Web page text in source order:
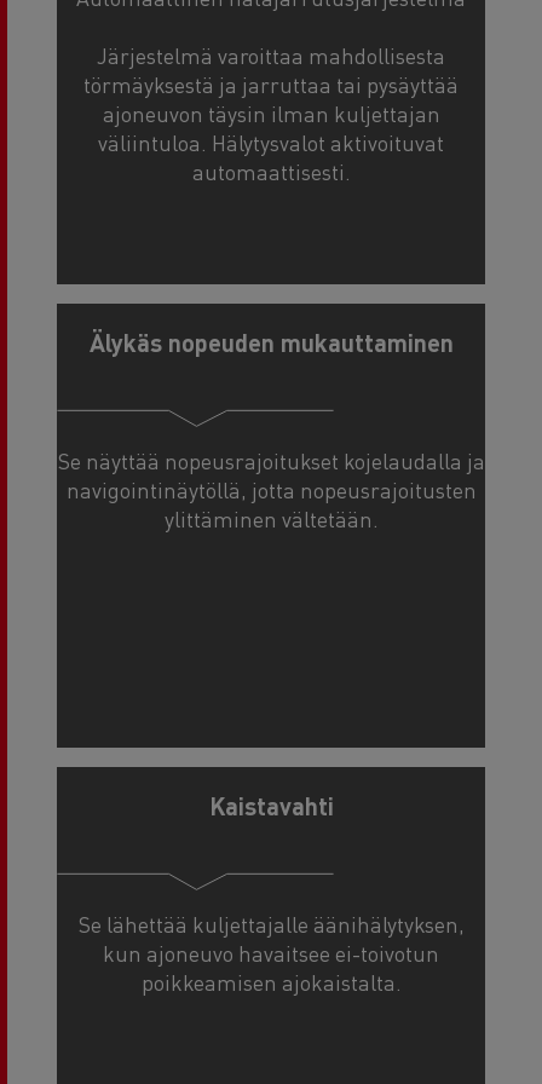
Järjestelmä varoittaa mahdollisesta
törmäyksestä ja jarruttaa tai pysäyttää
ajoneuvon täysin ilman kuljettajan
väliintuloa. Hälytysvalot aktivoituvat
automaattisesti.
Älykäs nopeuden mukauttaminen
Se näyttää nopeusrajoitukset kojelaudalla ja
navigointinäytöllä, jotta nopeusrajoitusten
ylittäminen vältetään.
Kaistavahti
Se lähettää kuljettajalle äänihälytyksen,
kun ajoneuvo havaitsee ei-toivotun
poikkeamisen ajokaistalta.